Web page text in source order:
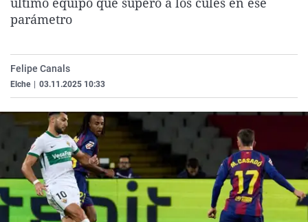
La rosa de los vientos
Como el perro y el
Caso
Equipo de
Extremadura
La Rioja
Virales
Elecciones
parámetro
Felipe Canals
Elche 03.11.2025 10:33